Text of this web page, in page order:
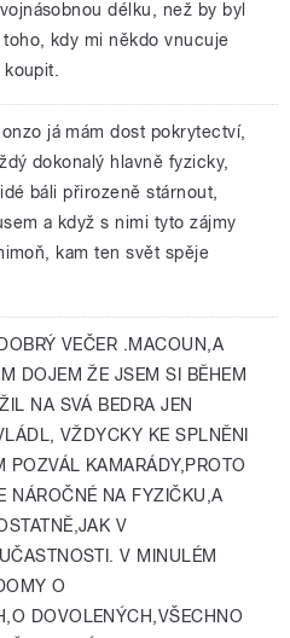
délku, než by byl
kdy mi někdo vnucuje
já mám dost pokrytectví,
dokonalý hlavně fyzicky,
báli přirozeně stárnout,
a když s nimi tyto zájmy
kam ten svět spěje
VEČER .MACOUN,A
DOJEM ŽE JSEM SI BĚHEM
NA SVÁ BEDRA JEN
VŽDYCKY KE SPLNĚNI
POZVÁL KAMARÁDY,PROTO
NÁROČNÉ NA FYZIČKU,A
V
V MINULÉM
O
DOVOLENÝCH,VŠECHNO